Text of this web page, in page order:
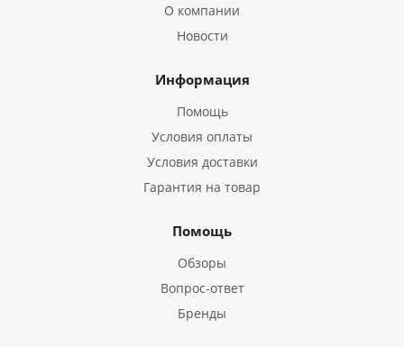
О компании
Новости
Информация
Помощь
Условия оплаты
Условия доставки
Гарантия на товар
Помощь
Обзоры
Вопрос-ответ
Бренды